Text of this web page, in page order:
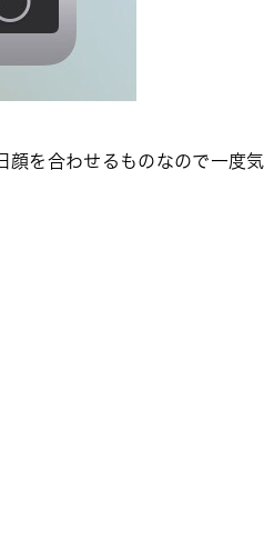
を合わせるものなので一度気